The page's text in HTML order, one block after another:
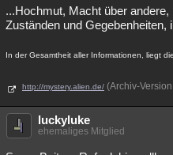
...Hochmut, Macht über
Zuständen und Gegebenheiten,
In der Gesamtheit aller Informationen, liegt
http://mystery.alien.de/ (Archiv-
luckyluke
ehemaliges Mitglied